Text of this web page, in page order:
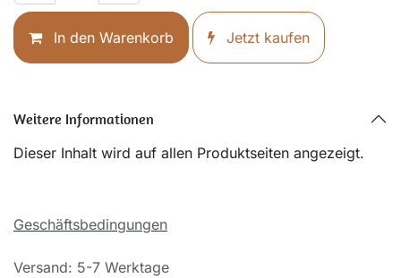
In den Warenkorb Jetzt kaufen
Weitere Informationen
Dieser Inhalt wird auf allen Produktseiten angezeigt.
Geschäftsbedingungen
Versand: 5-7 Werktage